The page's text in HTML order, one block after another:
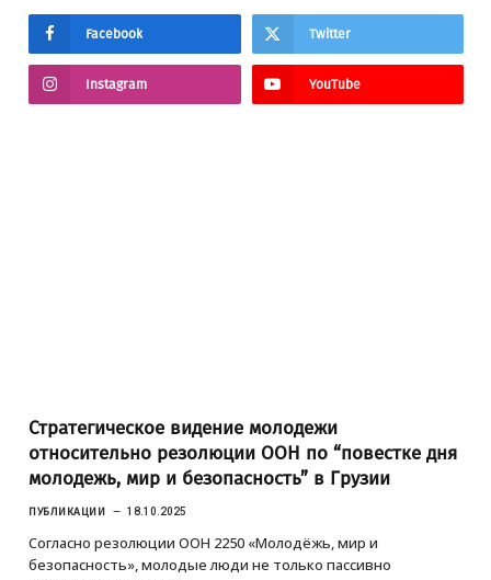
Facebook Twitter
Instagram YouTube
Стратегическое видение молодежи
относительно резолюции ООН по “повестке дня
молодежь, мир и безопасность” в Грузии
ПУБЛИКАЦИИ 18.10.2025
Согласно резолюции ООН 2250 «Молодёжь, мир и
безопасность», молодые люди не только пассивно